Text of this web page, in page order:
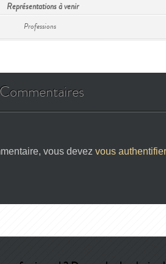
Représentations à venir
Professions
Commentaires
vous devez vous authentifier